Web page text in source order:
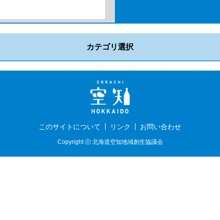
カテゴリ選択
このサイトについて リンク お問い合わせ
Copyright ⓒ 北海道空知地域創生協議会